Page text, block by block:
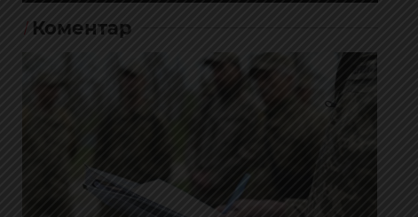
Коментар